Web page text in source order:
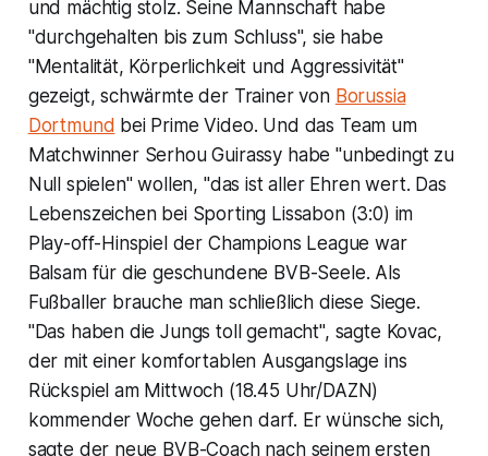
und mächtig stolz. Seine Mannschaft habe
"durchgehalten bis zum Schluss", sie habe
"Mentalität, Körperlichkeit und Aggressivität"
gezeigt, schwärmte der Trainer von Borussia
Dortmund bei Prime Video. Und das Team um
Matchwinner Serhou Guirassy habe "unbedingt zu
Null spielen" wollen, "das ist aller Ehren wert. Das
Lebenszeichen bei Sporting Lissabon (3:0) im
Play-off-Hinspiel der Champions League war
Balsam für die geschundene BVB-Seele. Als
Fußballer brauche man schließlich diese Siege.
"Das haben die Jungs toll gemacht", sagte Kovac,
der mit einer komfortablen Ausgangslage ins
Rückspiel am Mittwoch (18.45 Uhr/DAZN)
kommender Woche gehen darf. Er wünsche sich,
sagte der neue BVB-Coach nach seinem ersten